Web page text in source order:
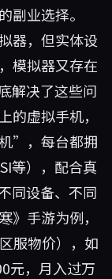
业选择。
器，但实体设
模拟器又存在
解决了这些问
虚拟手机，
”，每台都拥
等），配合真
同设备、不同
》手游为例，
服物价），如
元，月入过万